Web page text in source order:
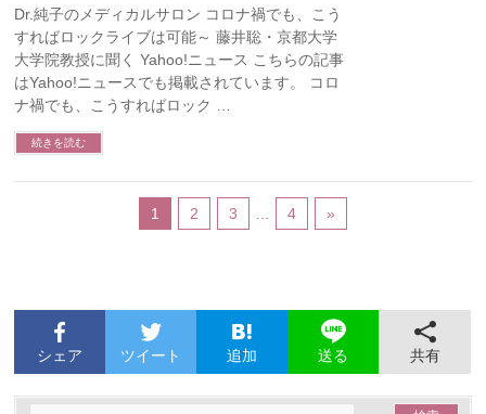
Dr.純子のメディカルサロン コロナ禍でも、こう
すればロックライブは可能～ 藤井聡・京都大学
大学院教授に聞く Yahoo!ニュース こちらの記事
はYahoo!ニュースでも掲載されています。 コロ
ナ禍でも、こうすればロック …
続きを読む
1 2 3 4 »
シェア ツイート 追加 送る 共有